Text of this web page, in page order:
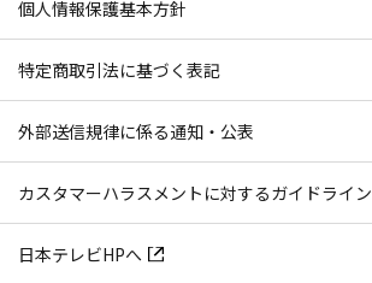
個人情報保護基本方針
特定商取引法に基づく表記
外部送信規律に係る通知・公表
カスタマーハラスメントに対するガイドライン
日本テレビHPへ